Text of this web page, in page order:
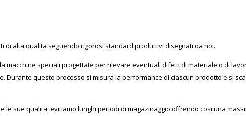
di alta qualita seguendo rigorosi standard produttivi disegnati da noi.
macchine speciali progettate per rilevare eventuali difetti di materiale o di
Durante questo processo si misura la performance di ciascun prodotto e si
le sue qualita, evitiamo lunghi periodi di magazinaggio offrendo cosi una